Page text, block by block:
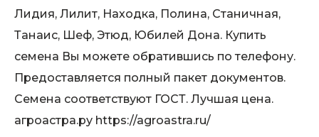
Лидия, Лилит, Находка, Полина, Станичная,
Танаис, Шеф, Этюд, Юбилей Дона. Купить
семена Вы можете обратившись по телефону.
Предоставляется полный пакет документов.
Семена соответствуют ГОСТ. Лучшая цена.
агроастра.ру https://agroastra.ru/